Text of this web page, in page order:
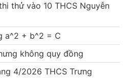
thử vào 10 THCS Nguyễn
a^2 + b^2 = C
không quy đồng
4/2026 THCS Trưng